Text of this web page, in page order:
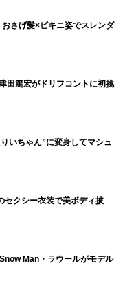
さげ髪×ビキニ姿でスレンダ
田篤宏がドリフコントに初挑
いちゃん”に変身してマシュ
セクシー衣装で美ボディ披
Man・ラウールがモデル